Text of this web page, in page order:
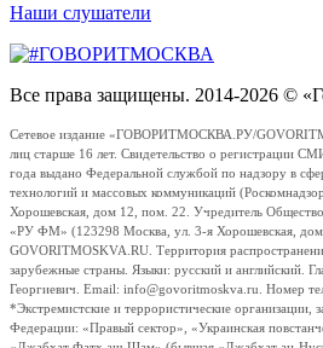
Наши слушатели
Все права защищены. 2014-2026 ©
Сетевое издание «ГОВОРИТМОСКВА.РУ/
лиц старше 16 лет. Свидетельство о регистрации
года выдано Федеральной службой по надзору в
технологий и массовых коммуникаций
Хорошевская, дом 12, пом. 22. Учредитель
«РУ ФМ» (123298 Москва, ул. 3-я Хорошевская,
GOVORITMOSKVA.RU. Территория
зарубежные страны. Языки: русский и английский.
Георгиевич. Email: info@govoritmoskva.ru. Номер
*Экстремистские и террористические организации,
Федерации: «Правый сектор», «Украинская